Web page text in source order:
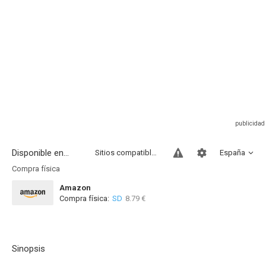
Disponible en... España
Sitios compatibles
Compra física
Amazon
Compra física: SD 8.79 €
Sinopsis